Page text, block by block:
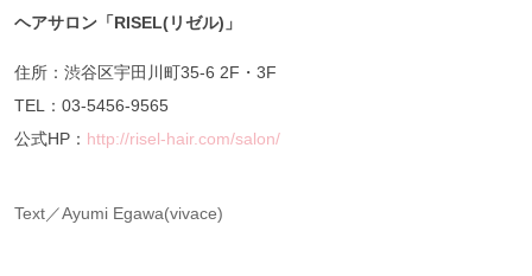
ヘアサロン「RISEL(リゼル) 」
住所：渋谷区宇田川町35-6 2F・3F
TEL：03-5456-9565
公式HP： http://risel-hair.com/salon/
Text／Ayumi Egawa(vivace)